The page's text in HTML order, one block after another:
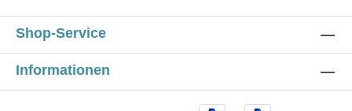
Shop-Service
Informationen